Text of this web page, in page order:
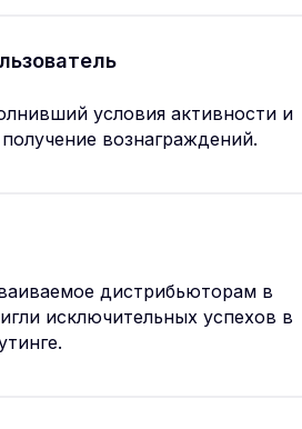
условия активности и
вознаграждений.
дистрибьюторам в
исключительных успехов в